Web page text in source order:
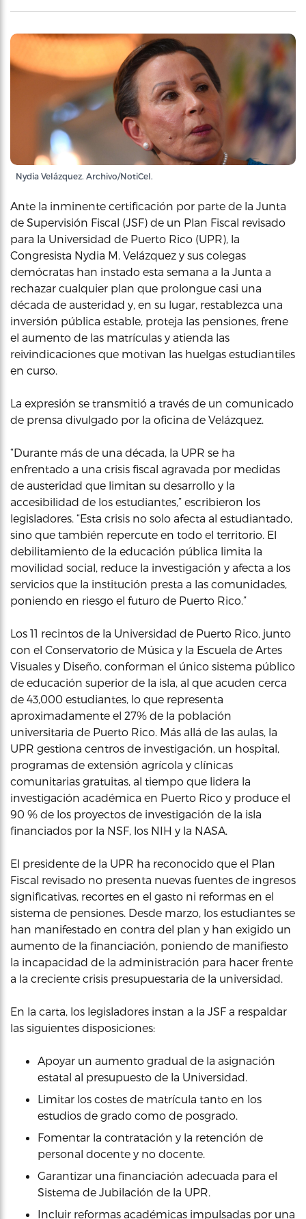
Nydia Velázquez. Archivo/NotiCel.
Ante la inminente certificación por parte de la Junta
de Supervisión Fiscal (JSF) de un Plan Fiscal revisado
para la Universidad de Puerto Rico (UPR), la
Congresista Nydia M. Velázquez y sus colegas
demócratas han instado esta semana a la Junta a
rechazar cualquier plan que prolongue casi una
década de austeridad y, en su lugar, restablezca una
inversión pública estable, proteja las pensiones, frene
el aumento de las matrículas y atienda las
reivindicaciones que motivan las huelgas estudiantiles
en curso.
La expresión se transmitió a través de un comunicado
de prensa divulgado por la oficina de Velázquez.
“Durante más de una década, la UPR se ha
enfrentado a una crisis fiscal agravada por medidas
de austeridad que limitan su desarrollo y la
accesibilidad de los estudiantes,” escribieron los
legisladores. “Esta crisis no solo afecta al estudiantado,
sino que también repercute en todo el territorio. El
debilitamiento de la educación pública limita la
movilidad social, reduce la investigación y afecta a los
servicios que la institución presta a las comunidades,
poniendo en riesgo el futuro de Puerto Rico.”
Los 11 recintos de la Universidad de Puerto Rico, junto
con el Conservatorio de Música y la Escuela de Artes
Visuales y Diseño, conforman el único sistema público
de educación superior de la isla, al que acuden cerca
de 43,000 estudiantes, lo que representa
aproximadamente el 27% de la población
universitaria de Puerto Rico. Más allá de las aulas, la
UPR gestiona centros de investigación, un hospital,
programas de extensión agrícola y clínicas
comunitarias gratuitas, al tiempo que lidera la
investigación académica en Puerto Rico y produce el
90 % de los proyectos de investigación de la isla
financiados por la NSF, los NIH y la NASA.
El presidente de la UPR ha reconocido que el Plan
Fiscal revisado no presenta nuevas fuentes de ingresos
significativas, recortes en el gasto ni reformas en el
sistema de pensiones. Desde marzo, los estudiantes se
han manifestado en contra del plan y han exigido un
aumento de la financiación, poniendo de manifiesto
la incapacidad de la administración para hacer frente
a la creciente crisis presupuestaria de la universidad.
En la carta, los legisladores instan a la JSF a respaldar
las siguientes disposiciones:
Apoyar un aumento gradual de la asignación
estatal al presupuesto de la Universidad.
Limitar los costes de matrícula tanto en los
estudios de grado como de posgrado.
Fomentar la contratación y la retención de
personal docente y no docente.
Garantizar una financiación adecuada para el
Sistema de Jubilación de la UPR.
Incluir reformas académicas impulsadas por una